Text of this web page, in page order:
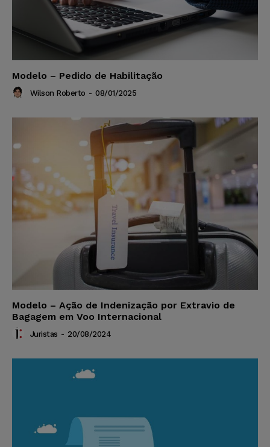
Modelo – Pedido de Habilitação
Wilson Roberto - 08/01/2025
Modelo – Ação de Indenização por Extravio de
Bagagem em Voo Internacional
Juristas - 20/08/2024